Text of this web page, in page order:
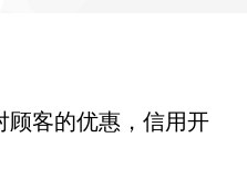
顾客的优惠，信用开